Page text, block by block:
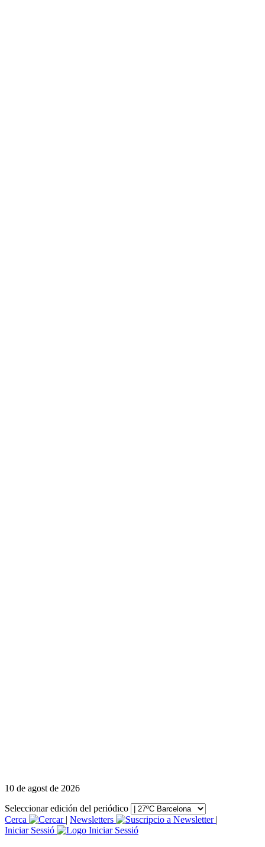
10 de agost de 2026
Seleccionar edición del periódico
Cerca
| Newsletters
|
Iniciar Sessió